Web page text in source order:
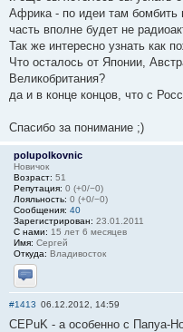
Африка - по идеи там
часть вполне будет не
Так же интересно узнать как
Что осталось от Японии,
Великобритания?
да и в конце концов, что с
Спасибо за понимание ;)
polupolkovnic
Новичок
Возраст: 51
Репутация: 0 (+0/−0)
Лояльность: 0 (+0/−0)
Сообщения: 40
Зарегистрирован: 23.01.2011
С нами: 15 лет 6 месяцев
Имя: Сергей
Откуда: Владивосток
Отправить личное
#1413 06.12.2012, 14:59
CEPuK - а особенно с Папуа-